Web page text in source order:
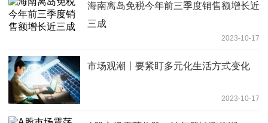
海南离岛免税今年前三季度销售额增长近
三成
2023-10-17
市场观潮丨要紧盯多元化生活方式变化
2023-10-17